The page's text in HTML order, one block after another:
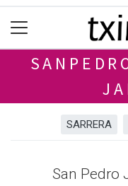
SARRERA
San Pedro